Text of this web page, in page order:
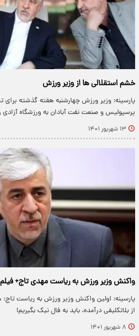
خشم استقلالی‌ ها از وزیر ورزش
پارسینه: وزیر ورزش چهارشنبه هفته گذشته برای
پرسپولیس و صنعت نفت آبادان به ورزشگاه
۱۳ شهریور ۱۴۰۱
واکنش وزیر ورزش به ریاست مهدی تاج+ فیلم
پارسینه: اولین واکنش وزیر ورزش به ریاست
از بلاتکلیفی درآمده، باید به فال نیک بگیریم!
۸ شهریور ۱۴۰۱